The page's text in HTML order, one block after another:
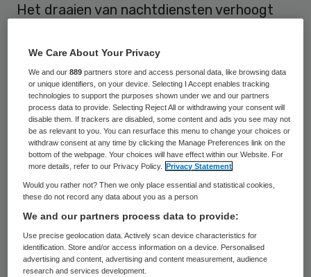
Het draaien van nachtdiensten verhoogt
vaatziekten. Ook veroorzaakt het werken in
de nachtelijke uren slaapproblemen,
concludeert de Gezondheidsraad in een
onderzoek.
Ongeveer 1,3 miljoen Nederlanders (15
procent van de beroepsbevolking) werken
soms of regelmatig ’s nachts. “Het dag-
nachtritme van nachtwerkers raakt
ontregeld door lichamelijke activiteit en
blootstelling aan licht tijdens de nachtelijke
uren. Dit leidt tot slaaptekort,
We Care About Your Privacy
We and our889 partners store and access personal data, like browsing data
or unique identifiers, on your device. Selecting I Accept enables tracking
technologies to support the purposes shown under we and our partners
process data to provide. Selecting Reject All or withdrawing your consent will
disable them. If trackers are disabled, some content and ads you see may not
be as relevant to you. You can resurface this menu to change your choices or
withdraw consent at any time by clicking the Manage Preferences link on the
bottom of the webpage. Your choices will have effect within our Website. For
more details, refer to our Privacy Policy.
Privacy Statement
Would you rather not? Then we only place essential and statistical cookies,
these do not record any data about you as a person
We and our partners process data to provide:
Use precise geolocation data. Actively scan device characteristics for
identification. Store and/or access information on a device. Personalised
advertising and content, advertising and content measurement, audience
research and services development.